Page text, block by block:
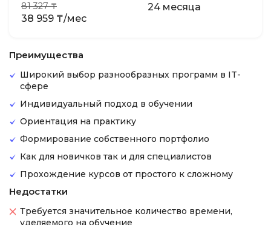
81 327 ₸
38 959 ₸/мес
24 месяца
Преимущества
Широкий выбор разнообразных программ в IT-
сфере
Индивидуальный подход в обучении
Ориентация на практику
Формирование собственного портфолио
Как для новичков так и для специалистов
Прохождение курсов от простого к сложному
Недостатки
Требуется значительное количество времени,
уделяемого на обучение